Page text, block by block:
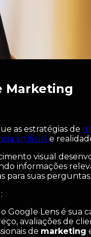
Marketing
as estratégias de
artificial e
visual
informações
para suas perguntas.
Google Lens é
avaliações de
de marketing